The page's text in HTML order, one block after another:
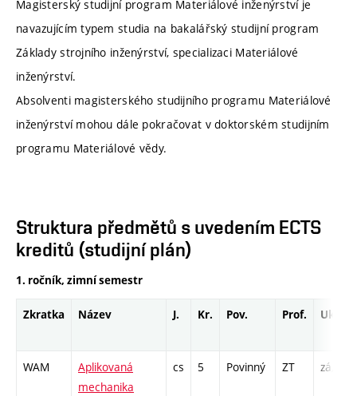
Magisterský studijní program Materiálové inženýrství je
navazujícím typem studia na bakalářský studijní program
Základy strojního inženýrství, specializaci Materiálové
inženýrství.
Absolventi magisterského studijního programu Materiálové
inženýrství mohou dále pokračovat v doktorském studijním
programu Materiálové vědy.
Struktura předmětů s uvedením ECTS
kreditů (studijní plán)
1. ročník, zimní semestr
Zkratka Název J. Kr. Pov. Prof. Uk.
WAM
Aplikovaná
mechanika
cs 5 Povinný ZT zá,zk